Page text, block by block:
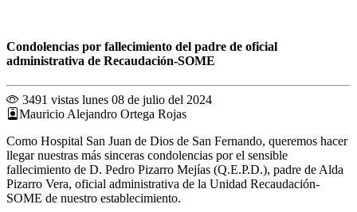
Condolencias por fallecimiento del padre de oficial
administrativa de Recaudación-SOME
3491 vistas lunes 08 de julio del 2024
Mauricio Alejandro Ortega Rojas
Como Hospital San Juan de Dios de San Fernando, queremos hacer
llegar nuestras más sinceras condolencias por el sensible
fallecimiento de D. Pedro Pizarro Mejías (Q.E.P.D.), padre de Alda
Pizarro Vera, oficial administrativa de la Unidad Recaudación-
SOME de nuestro establecimiento.